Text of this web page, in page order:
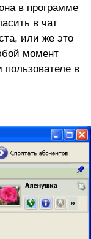
в программе
в чат
или же это
момент
в